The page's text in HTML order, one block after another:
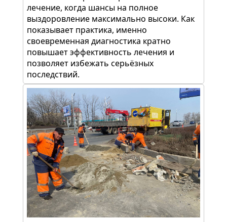
лечение, когда шансы на полное
выздоровление максимально высоки. Как
показывает практика, именно
своевременная диагностика кратно
повышает эффективность лечения и
позволяет избежать серьёзных
последствий.